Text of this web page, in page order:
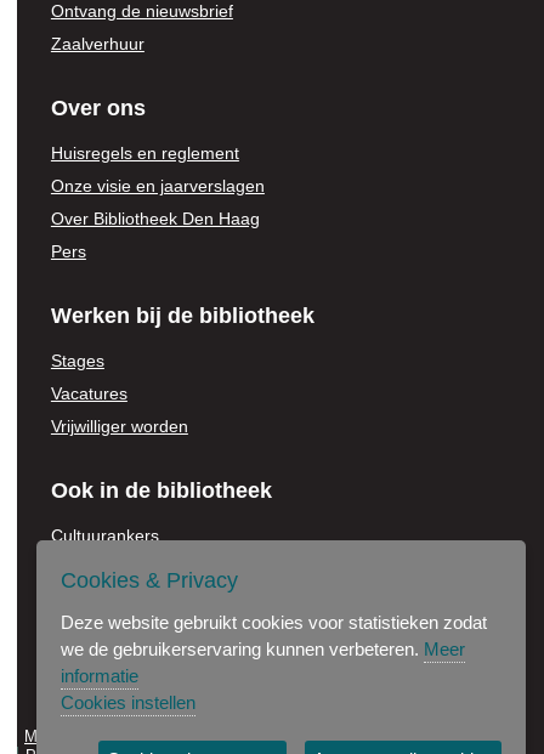
Ontvang de nieuwsbrief
Zaalverhuur
Over ons
Huisregels en reglement
Onze visie en jaarverslagen
Over Bibliotheek Den Haag
Pers
Werken bij de bibliotheek
Stages
Vacatures
Vrijwilliger worden
Ook in de bibliotheek
Cultuurankers
Voor onderwijsinstellingen
Partners in de bibliotheek
Maak gebruik van onze wifi
Disclaimer
Cookies & Privacy
Deze website gebruikt cookies voor statistieken zodat
we de gebruikerservaring kunnen verbeteren. Meer
informatie
Cookies instellen